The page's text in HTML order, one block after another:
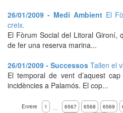
26/01/2009 - Medi Ambient El
creix.
El Fòrum Social del Litoral Gironí,
de fer una reserva marina...
26/01/2009 - Successos Tallen el
El temporal de vent d’aquest
incidències a Palamós. El cop...
Enrere 1 … 6567 6568 6569